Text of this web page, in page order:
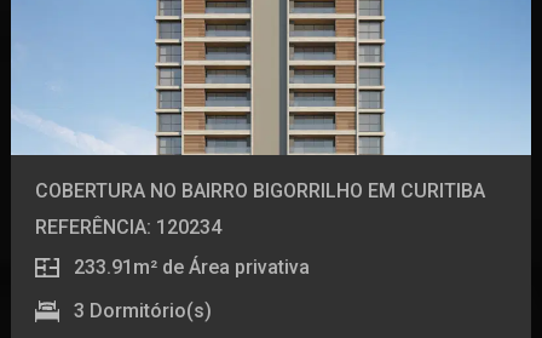
Parcelamento (100x) - R$ 28.330,00
Incorporação: 49301
Home Theater - Games
Piscina adulta
Piscina infantil
Sunset Wine
Terraço Pergolado
Spa Vertical
Sacadas
Sala de Massagem
COBERTURA NO BAIRRO BIGORRILHO EM CURITIBA
REFERÊNCIA: 120234
233.91m²de Área privativa
3 Dormitório(s)